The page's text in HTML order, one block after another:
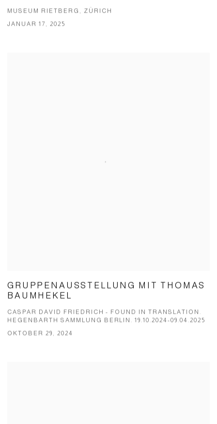
MUSEUM RIETBERG, ZÜRICH
JANUAR 17, 2025
GRUPPENAUSSTELLUNG MIT THOMAS
BAUMHEKEL
CASPAR DAVID FRIEDRICH - FOUND IN TRANSLATION.
HEGENBARTH SAMMLUNG BERLIN. 19.10.2024-09.04.2025
OKTOBER 29, 2024